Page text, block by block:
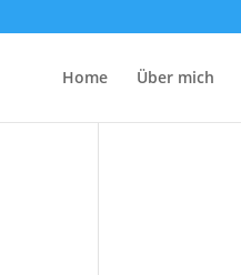
Home Über mich